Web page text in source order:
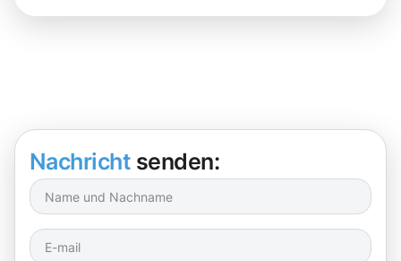
Nachricht senden: